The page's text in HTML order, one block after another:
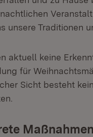
unsere Traditionen
aktuell keine
für
Sicht besteht